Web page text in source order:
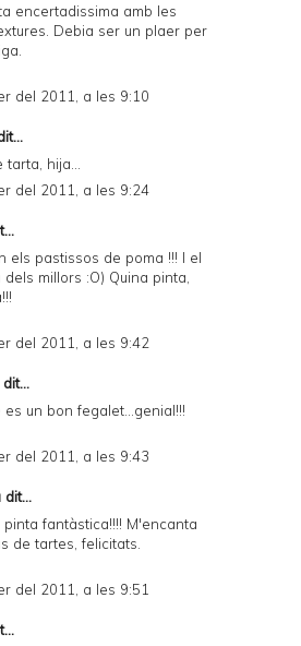
encertadissima amb les
Debia ser un plaer per
del 2011, a les 9:10
hija...
del 2011, a les 9:24
els pastissos de poma !!! I el
millors :O) Quina pinta,
del 2011, a les 9:42
es un bon fegalet...genial!!!
del 2011, a les 9:43
dit...
pinta fantàstica!!!! M'encanta
de tartes, felicitats.
del 2011, a les 9:51